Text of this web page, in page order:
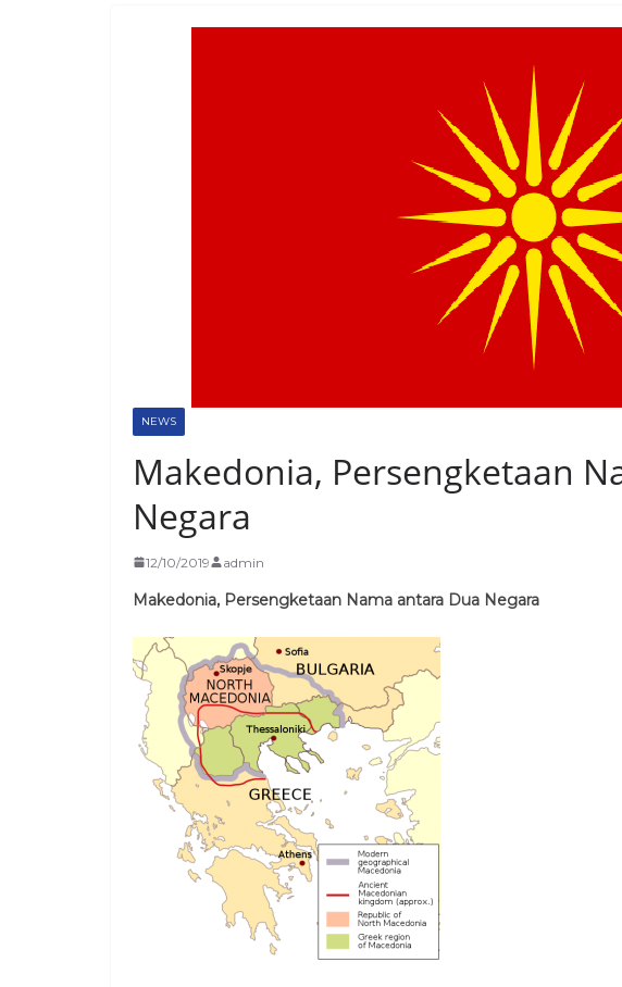
NEWS
Makedonia, Persengketaan
Negara
12/10/2019 admin
Makedonia, Persengketaan Nama antara Dua Negara